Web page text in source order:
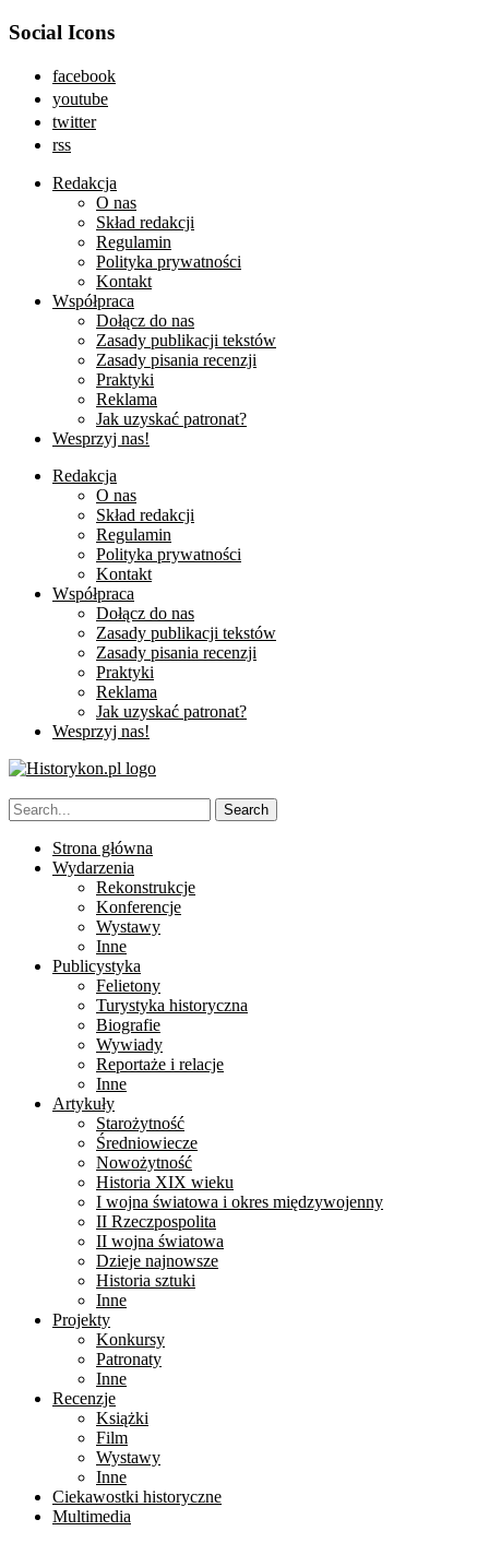
Social Icons
facebook
youtube
twitter
rss
Redakcja
O nas
Skład redakcji
Regulamin
Polityka prywatności
Kontakt
Współpraca
Dołącz do nas
Zasady publikacji tekstów
Zasady pisania recenzji
Praktyki
Reklama
Jak uzyskać patronat?
Wesprzyj nas!
Redakcja
O nas
Skład redakcji
Regulamin
Polityka prywatności
Kontakt
Współpraca
Dołącz do nas
Zasady publikacji tekstów
Zasady pisania recenzji
Praktyki
Reklama
Jak uzyskać patronat?
Wesprzyj nas!
Strona główna
Wydarzenia
Rekonstrukcje
Konferencje
Wystawy
Inne
Publicystyka
Felietony
Turystyka historyczna
Biografie
Wywiady
Reportaże i relacje
Inne
Artykuły
Starożytność
Średniowiecze
Nowożytność
Historia XIX wieku
I wojna światowa i okres międzywojenny
II Rzeczpospolita
II wojna światowa
Dzieje najnowsze
Historia sztuki
Inne
Projekty
Konkursy
Patronaty
Inne
Recenzje
Książki
Film
Wystawy
Inne
Ciekawostki historyczne
Multimedia